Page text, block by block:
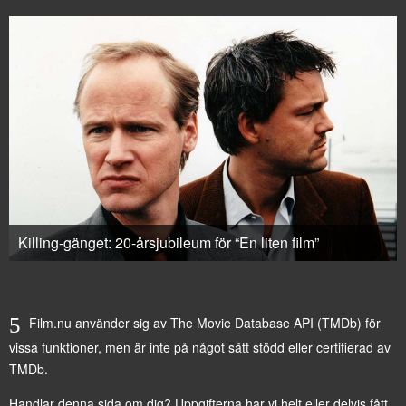
Killing-gänget: 20-årsjubileum för “En liten film”
Film.nu använder sig av The Movie Database API (TMDb) för
vissa funktioner, men är inte på något sätt stödd eller certifierad av
TMDb.